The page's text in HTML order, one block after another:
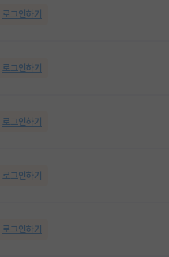
로그인하기
로그인하기
로그인하기
로그인하기
로그인하기